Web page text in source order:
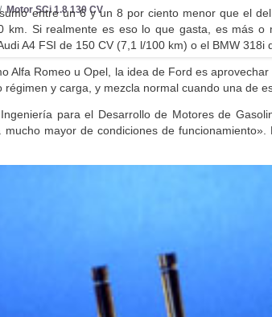
Motor SCi 1.8 130 CV
entre un 6 y un 8 por ciento menor que el
km. Si realmente es eso lo que gasta, es más
A4 FSI de 150 CV (7,1 l/100 km) o el BMW 318i
Alfa Romeo u Opel, la idea de Ford es
y carga, y mezcla normal cuando una de
para el Desarrollo de Motores de
mayor de condiciones de funcionamiento».